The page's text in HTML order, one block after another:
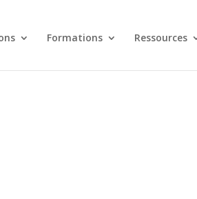
Formations Ressources